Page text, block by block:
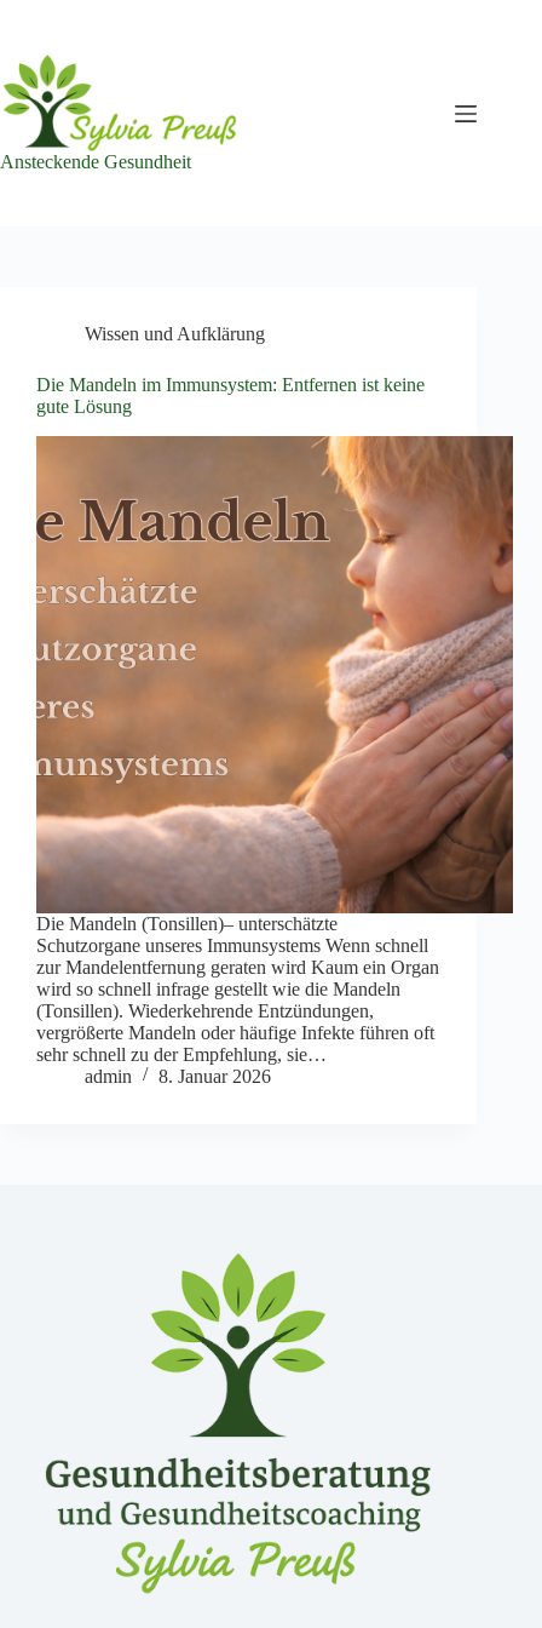
springen
Ansteckende Gesundheit
Wissen und Aufklärung
Die Mandeln im Immunsystem: Entfernen ist keine
gute Lösung
Die Mandeln (Tonsillen)– unterschätzte
Schutzorgane unseres Immunsystems Wenn schnell
zur Mandelentfernung geraten wird Kaum ein Organ
wird so schnell infrage gestellt wie die Mandeln
(Tonsillen). Wiederkehrende Entzündungen,
vergrößerte Mandeln oder häufige Infekte führen oft
sehr schnell zu der Empfehlung, sie…
admin
8. Januar 2026